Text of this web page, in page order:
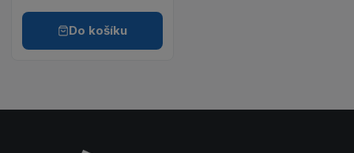
Do košíku